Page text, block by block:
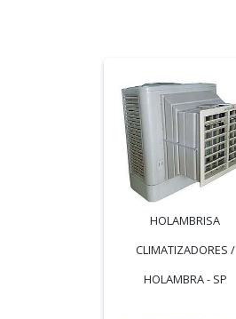
HOLAMBRISA
CLIMATIZADORES /
HOLAMBRA - SP